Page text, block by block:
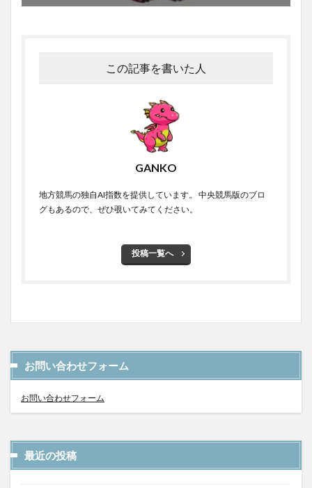
この記事を書いた人
GANKO
地方競馬の独自AI指数を提供しています。 中央競馬版のブロ
グもあるので、ぜひ覗いてみてください。
投稿一覧へ
お問い合わせフォーム
お問い合わせフォーム
最近の投稿